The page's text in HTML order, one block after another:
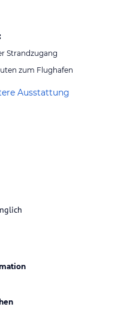
Strandzugang
zum Flughafen
Ausstattung